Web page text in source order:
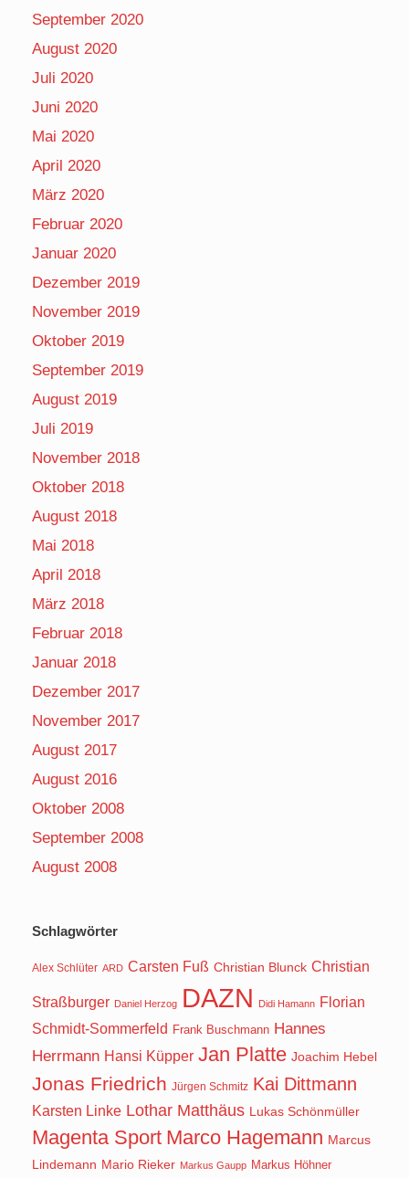
September 2020
August 2020
Juli 2020
Juni 2020
Mai 2020
April 2020
März 2020
Februar 2020
Januar 2020
Dezember 2019
November 2019
Oktober 2019
September 2019
August 2019
Juli 2019
November 2018
Oktober 2018
August 2018
Mai 2018
April 2018
März 2018
Februar 2018
Januar 2018
Dezember 2017
November 2017
August 2017
August 2016
Oktober 2008
September 2008
August 2008
Schlagwörter
Alex Schlüter ARD Carsten Fuß Christian Blunck Christian
Straßburger Daniel Herzog DAZN Didi Hamann Florian
Schmidt-Sommerfeld Frank Buschmann Hannes
Herrmann Hansi Küpper Jan Platte Joachim Hebel
Jonas Friedrich Jürgen Schmitz Kai Dittmann
Karsten Linke Lothar Matthäus Lukas Schönmüller
Magenta Sport Marco Hagemann Marcus
Lindemann Mario Rieker Markus Gaupp Markus Höhner